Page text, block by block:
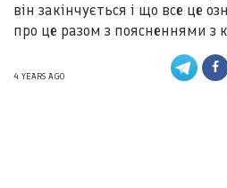
він закінчується і що все це
про це разом з поясненнями з
4 YEARS AGO